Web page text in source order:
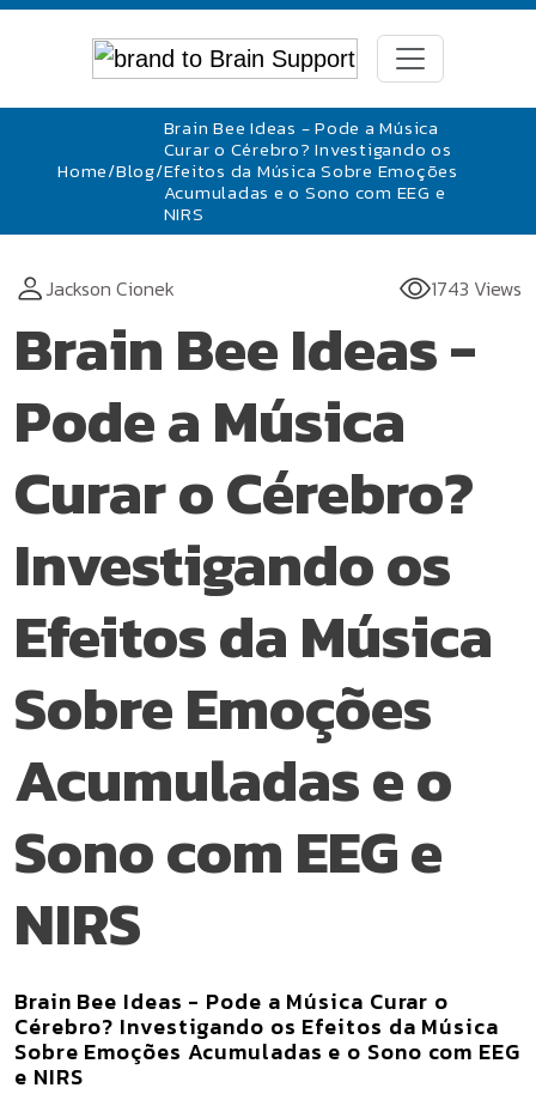
Home/Blog/
Brain Bee Ideas - Pode a Música
Curar o Cérebro? Investigando os
Efeitos da Música Sobre Emoções
Acumuladas e o Sono com EEG e
NIRS
Jackson Cionek 1743 Views
Brain Bee Ideas -
Pode a Música
Curar o Cérebro?
Investigando os
Efeitos da Música
Sobre Emoções
Acumuladas e o
Sono com EEG e
NIRS
Brain Bee Ideas - Pode a Música Curar o
Cérebro? Investigando os Efeitos da Música
Sobre Emoções Acumuladas e o Sono com EEG
e NIRS